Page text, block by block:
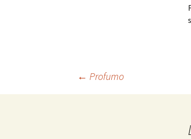
Navigazione
← Profumo